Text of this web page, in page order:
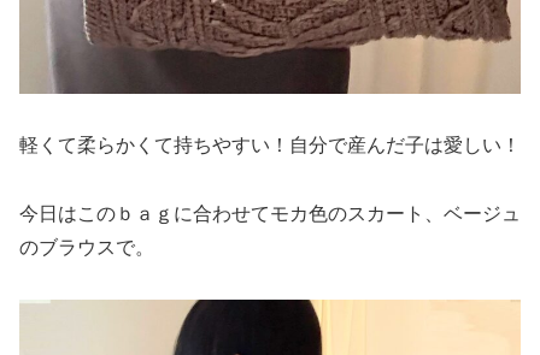
軽くて柔らかくて持ちやすい！自分で産んだ子は愛しい！
今日はこのｂａｇに合わせてモカ色のスカート、ベージュ
のブラウスで。